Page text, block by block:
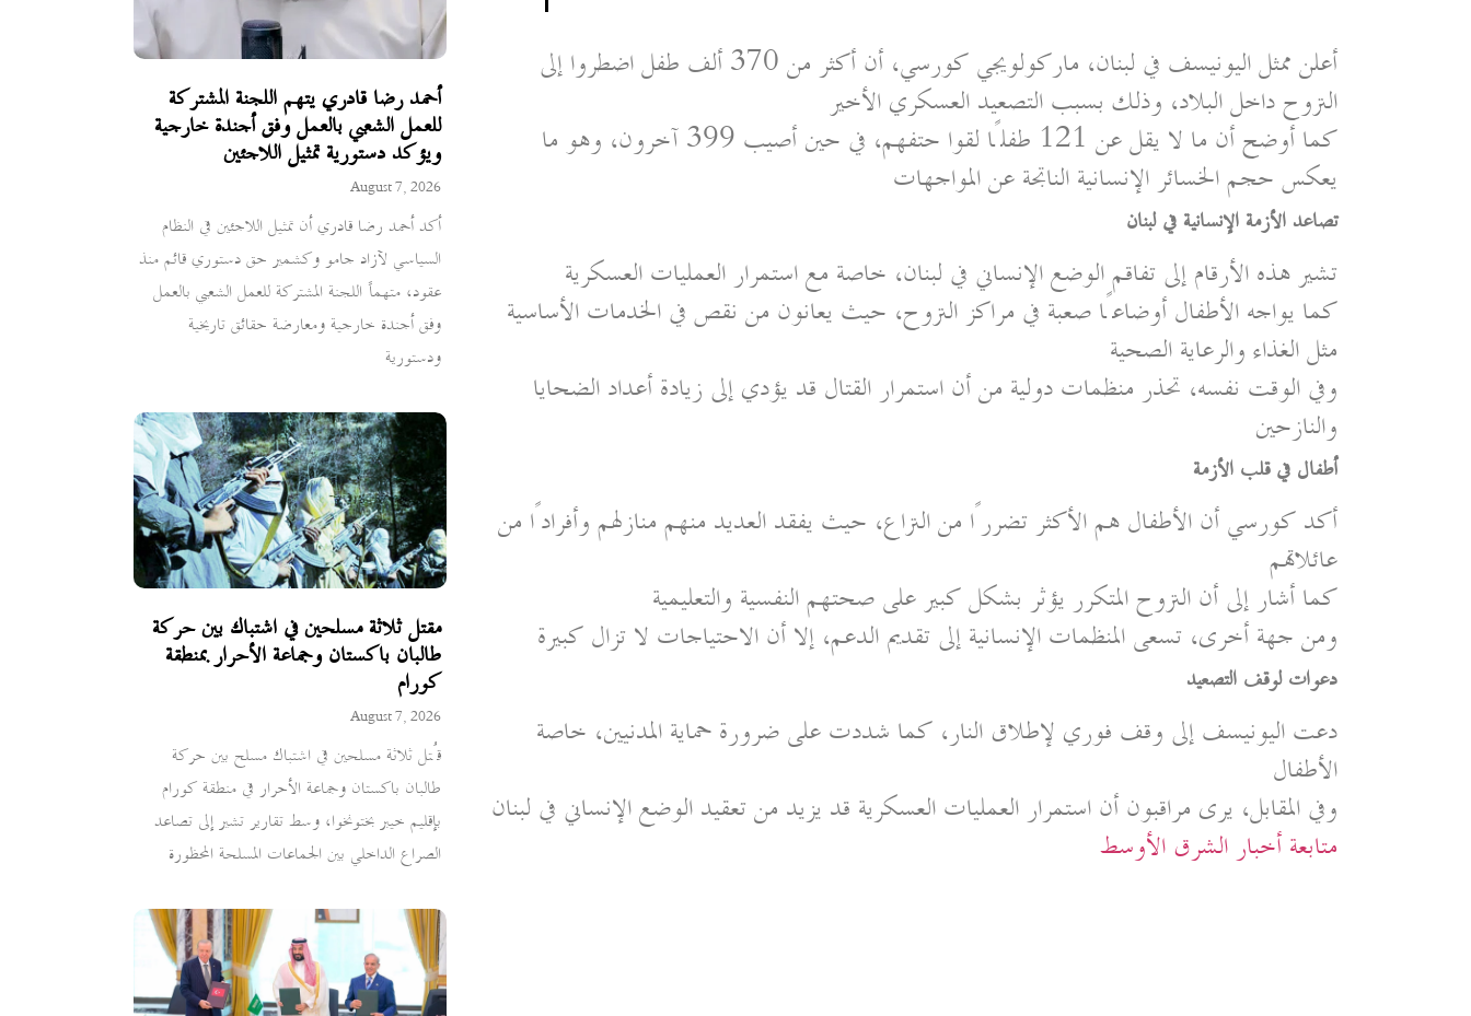
أحمد رضا قادري يتهم اللجنة المشتركة
للعمل الشعبي بالعمل وفق أجندة خارجية
ويؤكد دستورية تمثيل اللاجئين
August 7, 2026
أكد أحمد رضا قادري أن تمثيل اللاجئين في النظام
السياسي لآزاد جامو وكشمير حق دستوري قائم منذ
عقود، متهماً اللجنة المشتركة للعمل الشعبي بالعمل
وفق أجندة خارجية ومعارضة حقائق تاريخية
ودستورية
مقتل ثلاثة مسلحين في اشتباك بين حركة
طالبان باكستان وجماعة الأحرار بمنطقة
كورام
August 7, 2026
قُتل ثلاثة مسلحين في اشتباك مسلح بين حركة
طالبان باكستان وجماعة الأحرار في منطقة كورام
بإقليم خيبر بختونخوا، وسط تقارير تشير إلى تصاعد
الصراع الداخلي بين الجماعات المسلحة المحظورة
أعلن ممثل اليونيسف في لبنان، ماركولويجي كورسي، أن أكثر من 370 ألف طفل اضطروا إلى
النزوح داخل البلاد، وذلك بسبب التصعيد العسكري الأخير
كما أوضح أن ما لا يقل عن 121 طفلًا لقوا حتفهم، في حين أصيب 399 آخرون، وهو ما
يعكس حجم الخسائر الإنسانية الناتجة عن المواجهات
تصاعد الأزمة الإنسانية في لبنان
تشير هذه الأرقام إلى تفاقم الوضع الإنساني في لبنان، خاصة مع استمرار العمليات العسكرية
كما يواجه الأطفال أوضاعًا صعبة في مراكز النزوح، حيث يعانون من نقص في الخدمات الأساسية
مثل الغذاء والرعاية الصحية
وفي الوقت نفسه، تحذر منظمات دولية من أن استمرار القتال قد يؤدي إلى زيادة أعداد الضحايا
والنازحين
أطفال في قلب الأزمة
أكد كورسي أن الأطفال هم الأكثر تضررًا من النزاع، حيث يفقد العديد منهم منازلهم وأفرادًا من
عائلاتهم
كما أشار إلى أن النزوح المتكرر يؤثر بشكل كبير على صحتهم النفسية والتعليمية
ومن جهة أخرى، تسعى المنظمات الإنسانية إلى تقديم الدعم، إلا أن الاحتياجات لا تزال كبيرة
دعوات لوقف التصعيد
دعت اليونيسف إلى وقف فوري لإطلاق النار، كما شددت على ضرورة حماية المدنيين، خاصة
الأطفال
وفي المقابل، يرى مراقبون أن استمرار العمليات العسكرية قد يزيد من تعقيد الوضع الإنساني في لبنان
متابعة أخبار الشرق الأوسط